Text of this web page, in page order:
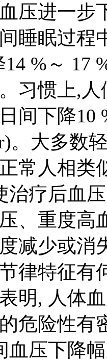
压进一步
睡眠过程
14 %～ 17
习惯上,
间下降10
。大多数
常人相类
治疗后血
、重度高
减少或消
律特征有
明, 人体
危险性有
血压下降